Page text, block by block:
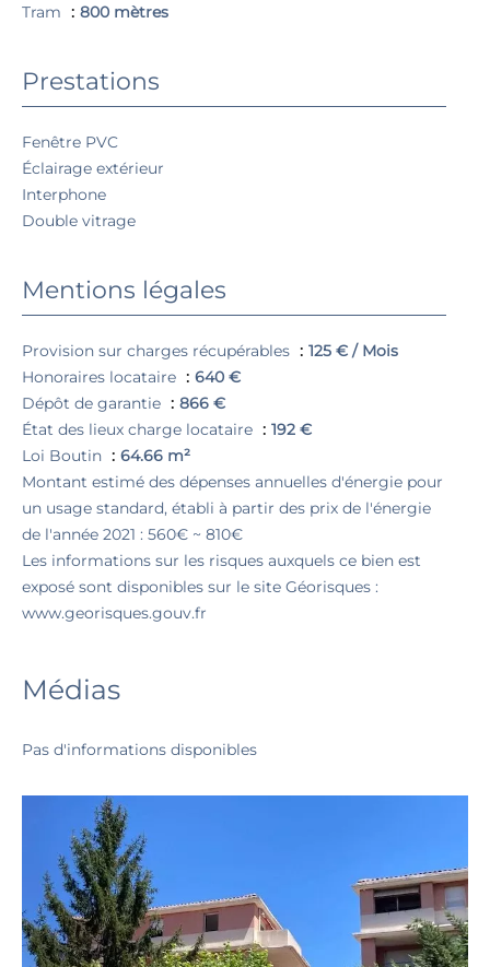
Tram
800 mètres
Prestations
Fenêtre PVC
Éclairage extérieur
Interphone
Double vitrage
Mentions légales
Provision sur charges récupérables
125 € / Mois
Honoraires locataire
640 €
Dépôt de garantie
866 €
État des lieux charge locataire
192 €
Loi Boutin
64.66 m²
Montant estimé des dépenses annuelles d'énergie pour
un usage standard, établi à partir des prix de l'énergie
de l'année 2021 : 560€ ~ 810€
Les informations sur les risques auxquels ce bien est
exposé sont disponibles sur le site Géorisques :
www.georisques.gouv.fr
Médias
Pas d'informations disponibles